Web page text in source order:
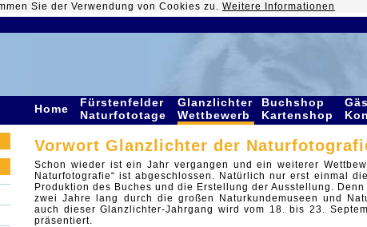
Sie der Verwendung von Cookies zu. Weitere Informationen
Home
Fürstenfelder
Naturfototage
Glanzlichter
Wettbewerb
Buchshop
Kartenshop
Vorwort Glanzlichter der
Schon wieder ist ein Jahr vergangen und ein weiterer
Naturfotografie“ ist abgeschlossen. Natürlich nur erst einmal
Produktion des Buches und die Erstellung der Ausstellung.
zwei Jahre lang durch die großen Naturkundemuseen und
auch dieser Glanzlichter-Jahrgang wird vom 18. bis 23.
präsentiert.